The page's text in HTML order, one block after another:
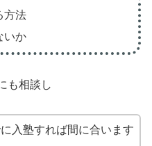
方法
いか
も相談し
入塾すれば間に合います